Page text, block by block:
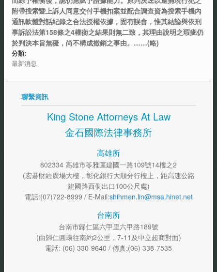
附帶搜索暨上訴人同意交付手機扣案並配合調查資為搜索手機內
通訊軟體對話紀錄之合法授權依據，固有誤會，惟其結論與依刑
事訴訟法第158條之4權衡之結果則無二致，其理由說明之瑕疵仍
於判決本旨無礙，尚不構成撤銷之事由。……(略)
分類:
最新消息
聯繫資訊
King Stone Attorneys At Law
金石國際法律事務所
高雄所
802334 高雄市苓雅區建國一路109號14樓之2
(宏碁財經廣場大樓，彰化銀行大順分行樓上，距高速公路
建國路西側出口100公尺處)
電話:(07)722-8999 / E-Mail:shihmen.lin@msa.hinet.net
台南所
台南市歸仁區六甲里六甲路189號
(由歸仁圓環往南約2公里，7-11及中立超商對面)
電話: (06) 330-9640 / 傳真:(06) 338-7535